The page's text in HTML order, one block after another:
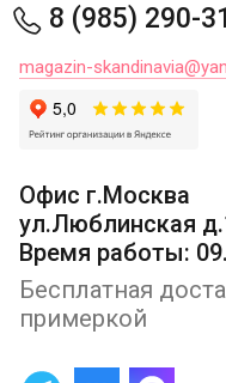
8 (985) 290-
magazin-
Офис г.Москва
ул.Люблинская
Время работы:
Бесплатная
примеркой